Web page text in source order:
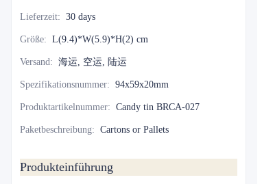
Lieferzeit: 30 days
Größe: L(9.4)*W(5.9)*H(2) cm
Versand: 海运, 空运, 陆运
Spezifikationsnummer: 94x59x20mm
Produktartikelnummer: Candy tin BRCA-027
Paketbeschreibung: Cartons or Pallets
Produkteinführung